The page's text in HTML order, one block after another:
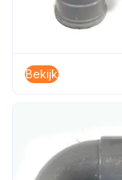
Bekijk